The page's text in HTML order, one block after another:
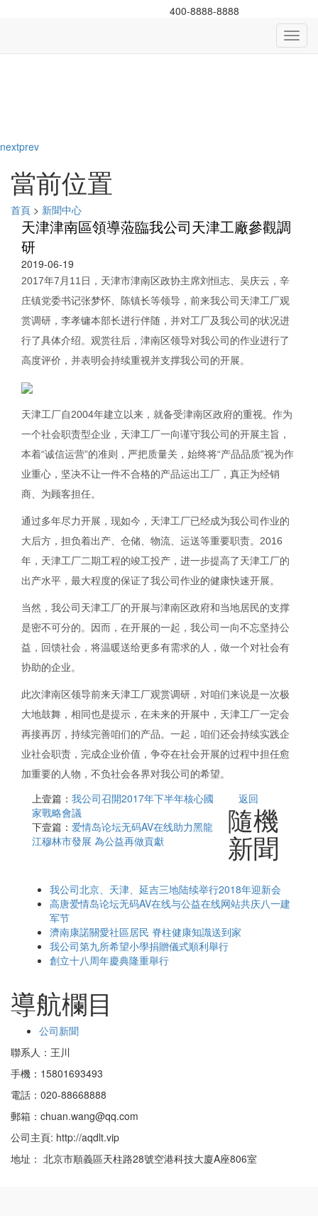
400-8888-8888
nextprev
當前位置
首頁 > 新聞中心
天津津南區領導蒞臨我公司天津工廠參觀調
研
2019-06-19
2017年7月11日，天津市津南区政协主席刘恒志、吴庆云，辛
庄镇党委书记张梦怀、陈镇长等领导，前来我公司天津工厂观
赏调研，李孝镛本部长进行伴随，并对工厂及我公司的状况进
行了具体介绍。观赏往后，津南区领导对我公司的作业进行了
高度评价，并表明会持续重视并支撑我公司的开展。
天津工厂自2004年建立以来，就备受津南区政府的重视。作为
一个社会职责型企业，天津工厂一向谨守我公司的开展主旨，
本着“诚信运营”的准则，严把质量关，始终将“产品品质”视为作
业重心，坚决不让一件不合格的产品运出工厂，真正为经销
商、为顾客担任。
通过多年尽力开展，现如今，天津工厂已经成为我公司作业的
大后方，担负着出产、仓储、物流、运送等重要职责。2016
年，天津工厂二期工程的竣工投产，进一步提高了天津工厂的
出产水平，最大程度的保证了我公司作业的健康快速开展。
当然，我公司天津工厂的开展与津南区政府和当地居民的支撑
是密不可分的。因而，在开展的一起，我公司一向不忘坚持公
益，回馈社会，将温暖送给更多有需求的人，做一个对社会有
协助的企业。
此次津南区领导前来天津工厂观赏调研，对咱们来说是一次极
大地鼓舞，相同也是提示，在未来的开展中，天津工厂一定会
再接再厉，持续完善咱们的产品。一起，咱们还会持续实践企
业社会职责，完成企业价值，争夺在社会开展的过程中担任愈
加重要的人物，不负社会各界对我公司的希望。
上壹篇： 我公司召開2017年下半年核心國
家戰略會議
下壹篇： 爱情岛论坛无码AV在线助力黑龍
江穆林市發展 為公益再做貢獻
返回
隨機
新聞
我公司北京、天津、延吉三地陆续举行2018年迎新会
高唐爱情岛论坛无码AV在线与公益在线网站共庆八一建
军节
濟南康諾關愛社區居民 脊柱健康知識送到家
我公司第九所希望小學捐贈儀式順利舉行
創立十八周年慶典隆重舉行
導航欄目
公司新聞
聯系人：王川
手機：15801693493
電話：020-88668888
郵箱：chuan.wang@qq.com
公司主頁: http://aqdlt.vip
地址： 北京市順義區天柱路28號空港科技大廈A座806室